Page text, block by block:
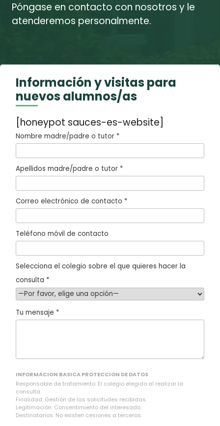
Póngase en contacto con nosotros y le
atenderemos personalmente.
Información y visitas para
nuevos alumnos/as
[honeypot sauces-es-website]
Nombre madre/padre o tutor *
Apellidos madre/padre o tutor *
Correo electrónico de contacto *
Teléfono móvil de contacto
Selecciona el colegio sobre el que quieres hacer la
consulta *
Tu mensaje *
INFORMACION BASICA PROTECCION DE DATOS
Responsable de tratamiento: El colegio elegido al realizar la
consulta.
Finalidad: Gestión de las solicitudes recibidas.
Legitimación: Consentimiento del interesado.
Destinatarios: No existen cesiones a terceros.